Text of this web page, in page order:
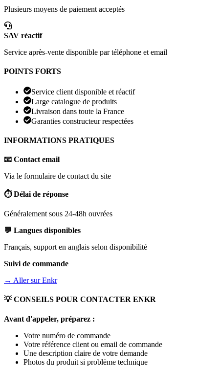
Plusieurs moyens de paiement acceptés
SAV réactif
Service après-vente disponible par téléphone et email
POINTS FORTS
Service client disponible et réactif
Large catalogue de produits
Livraison dans toute la France
Garanties constructeur respectées
INFORMATIONS PRATIQUES
📧 Contact email
Via le formulaire de contact du site
⏱️ Délai de réponse
Généralement sous 24-48h ouvrées
💬 Langues disponibles
Français, support en anglais selon disponibilité
Suivi de commande
→ Aller surEnkr
💡 CONSEILS POUR CONTACTER ENKR
Avant d'appeler, préparez :
Votre numéro de commande
Votre référence client ou email de commande
Une description claire de votre demande
Photos du produit si problème technique